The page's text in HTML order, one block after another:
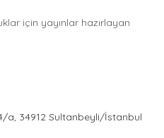
için yayınlar hazırlayan
a, 34912 Sultanbeyli/İstanbul